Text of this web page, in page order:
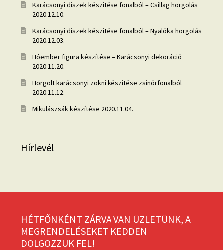
Karácsonyi díszek készítése fonalból – Csillag horgolás
2020.12.10.
Karácsonyi díszek készítése fonalból – Nyalóka horgolás
2020.12.03.
Hóember figura készítése – Karácsonyi dekoráció
2020.11.20.
Horgolt karácsonyi zokni készítése zsinórfonalból
2020.11.12.
Mikulászsák készítése 2020.11.04.
Hírlevél
HÉTFŐNKÉNT ZÁRVA VAN ÜZLETÜNK, A
MEGRENDELÉSEKET KEDDEN
DOLGOZZUK FEL!